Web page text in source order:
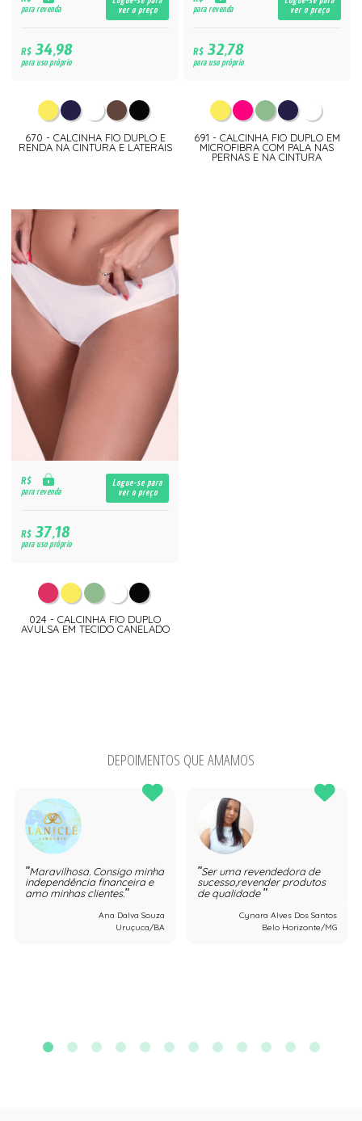
para revenda
ver o preço
R$34,98
para uso próprio
670 - CALCINHA FIO DUPLO E
RENDA NA CINTURA E LATERAIS
para revenda
ver o preço
R$32,78
para uso próprio
691 - CALCINHA FIO DUPLO EM
MICROFIBRA COM PALA NAS
PERNAS E NA CINTURA
R$
para revenda
Logue-se para
ver o preço
R$37,18
para uso próprio
024 - CALCINHA FIO DUPLO
AVULSA EM TECIDO CANELADO
DEPOIMENTOS QUE AMAMOS
Maravilhosa. Consigo minha
independência financeira e
amo minhas clientes.
Ana Dalva Souza
Uruçuca/BA
Ser uma revendedora de
sucesso,revender produtos
de qualidade
Cynara Alves Dos Santos
Belo Horizonte/MG